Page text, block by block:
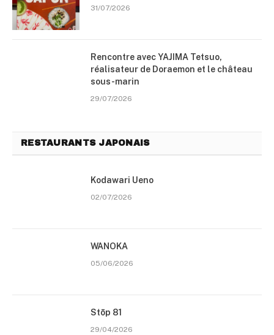
31/07/2026
Rencontre avec YAJIMA Tetsuo,
réalisateur de Doraemon et le château
sous-marin
29/07/2026
RESTAURANTS JAPONAIS
Kodawari Ueno
02/07/2026
WANOKA
05/06/2026
Stōp 81
29/04/2026